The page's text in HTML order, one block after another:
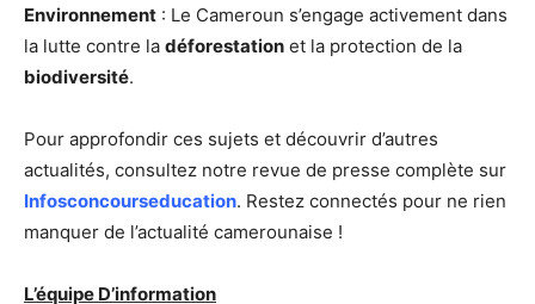
Environnement : Le Cameroun s’engage activement dans
la lutte contre la déforestation et la protection de la
biodiversité.
Pour approfondir ces sujets et découvrir d’autres
actualités, consultez notre revue de presse complète sur
Infosconcourseducation. Restez connectés pour ne rien
manquer de l’actualité camerounaise !
L’équipe D’information